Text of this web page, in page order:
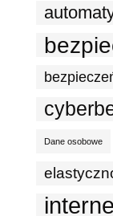
Dane osobowe